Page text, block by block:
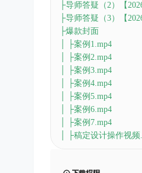
├导师答疑（2）【
├导师答疑（3）【
├爆款封面
│ ├案例1.mp4
│ ├案例2.mp4
│ ├案例3.mp4
│ ├案例4.mp4
│ ├案例5.mp4
│ ├案例6.mp4
│ ├案例7.mp4
│ ├稿定设计操作视频